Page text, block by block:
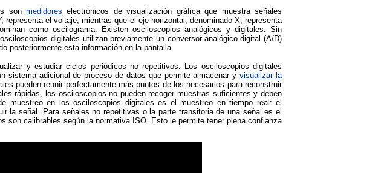
sonmedidores electrónicos de visualización gráfica que muestra señales
el voltaje, mientras que el eje horizontal, denominado X, representa
como oscilograma. Existen osciloscopios analógicos y digitales. Sin
digitales utilizan previamente un conversor analógico-digital (A/D)
posteriormente esta información en la pantalla.
y estudiar ciclos periódicos no repetitivos. Los osciloscopios digitales
sistema adicional de proceso de datos que permite almacenar yvisualizar la
pueden reunir perfectamente más puntos de los necesarios para reconstruir
rápidas, los osciloscopios no pueden recoger muestras suficientes y deben
muestreo en los osciloscopios digitales es el muestreo en tiempo real: el
la señal. Para señales no repetitivas o la parte transitoria de una señal es el
son calibrables según la normativa ISO. Esto le permite tener plena confianza